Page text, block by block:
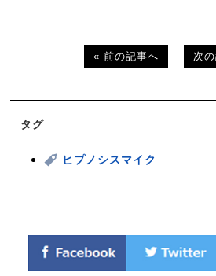
« 前の記事へ 次
タグ
ヒプノシスマイク